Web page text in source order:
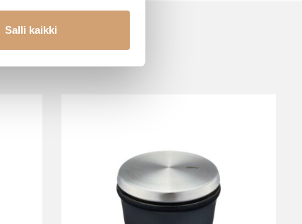
Salli kaikki